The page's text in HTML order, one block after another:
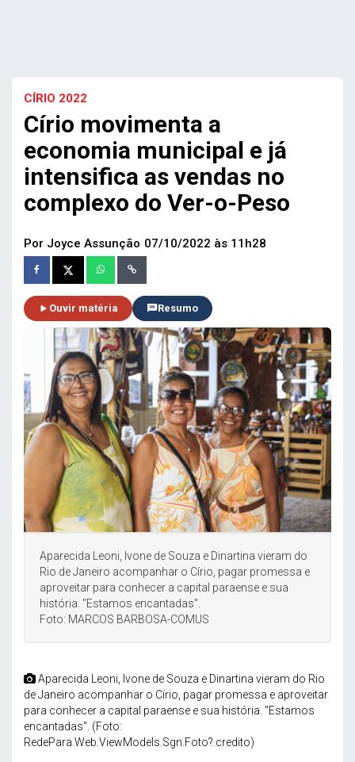
CÍRIO 2022
Círio movimenta a
economia municipal e já
intensifica as vendas no
complexo do Ver-o-Peso
Por Joyce Assunção 07/10/2022 às 11h28
Ouvir matéria Resumo
Aparecida Leoni, Ivone de Souza e Dinartina vieram do
Rio de Janeiro acompanhar o Círio, pagar promessa e
aproveitar para conhecer a capital paraense e sua
história. "Estamos encantadas".
Foto: MARCOS BARBOSA-COMUS
Aparecida Leoni, Ivone de Souza e Dinartina vieram do Rio
de Janeiro acompanhar o Círio, pagar promessa e aproveitar
para conhecer a capital paraense e sua história. "Estamos
encantadas". (Foto:
RedePara.Web.ViewModels.Sgn.Foto?.credito)